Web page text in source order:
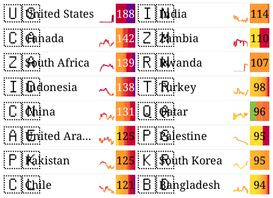
🇺🇸 188
United States
🇨🇦 142
Canada
🇿🇦 139
South Africa
🇮🇩 138
Indonesia
🇨🇳 131
China
🇦🇪 125
United Arab Emirates
🇵🇰 125
Pakistan
🇨🇱 121
Chile
🇮🇳 114
India
🇿🇲 110
Zambia
🇷🇼 107
Rwanda
🇹🇷 98
Turkey
🇶🇦 96
Qatar
🇵🇸 95
Palestine
🇰🇷 95
South Korea
🇧🇩 94
Bangladesh